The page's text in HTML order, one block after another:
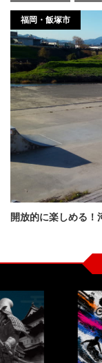
福岡・飯塚市
開放的に楽しめる！